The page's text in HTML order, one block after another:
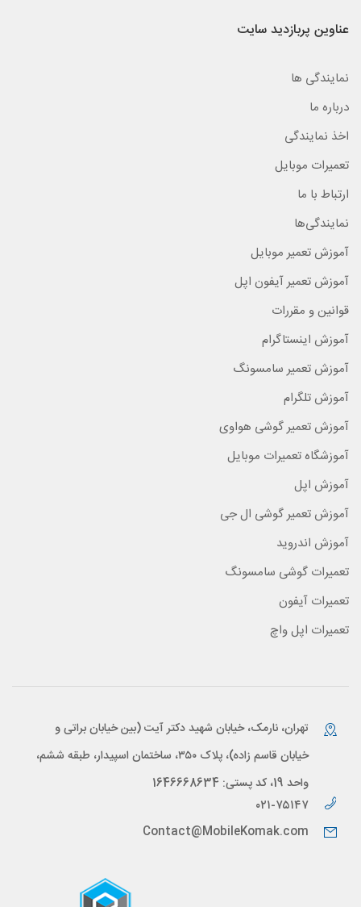
عناوین پربازدید سایت
نمایندگی ها
درباره ما
اخذ نمایندگی
تعمیرات موبایل
ارتباط با ما
نمایندگی‌ها
آموزش تعمیر موبایل
آموزش تعمیر آیفون اپل
قوانین و مقررات
آموزش اینستاگرام
آموزش تعمیر سامسونگ
آموزش تلگرام
آموزش تعمیر گوشی هواوی
آموزشگاه تعمیرات موبایل
آموزش اپل
آموزش تعمیر گوشی ال جی
آموزش اندروید
تعمیرات گوشی سامسونگ
تعمیرات آیفون
تعمیرات اپل واچ
تهران، نارمک، خیابان شهید دکتر آیت (بین خیابان براتی و
خیابان قاسم زاده)، پلاک ۳۵۰، ساختمان اسپیدار، طبقه ششم،
واحد 19، کد پستی: 1646668634
۰۲۱-۷۵۱۴۷
Contact@MobileKomak.com